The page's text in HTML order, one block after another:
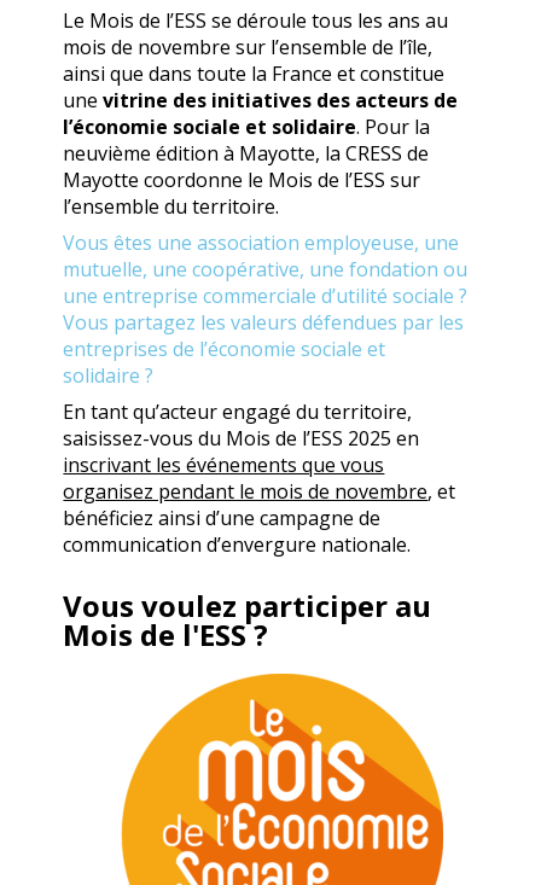
Le Mois de l’ESS se déroule tous les ans au
mois de novembre sur l’ensemble de l’île,
ainsi que dans toute la France et constitue
unevitrine des initiatives des acteurs de
l’économie sociale et solidaire. Pour la
neuvième édition à Mayotte, la CRESS de
Mayotte coordonne le Mois de l’ESS sur
l’ensemble du territoire.
Vous êtes une association employeuse, une
mutuelle, une coopérative, une fondation ou
une entreprise commerciale d’utilité sociale ?
Vous partagez les valeurs défendues par les
entreprises de l’économie sociale et
solidaire ?
En tant qu’acteur engagé du territoire,
saisissez-vous du Mois de l’ESS 2025 en
inscrivant les événements que vous
organisez pendant le mois de novembre, et
bénéficiez ainsi d’une campagne de
communication d’envergure nationale.
Vous voulez participer au
Mois de l'ESS ?